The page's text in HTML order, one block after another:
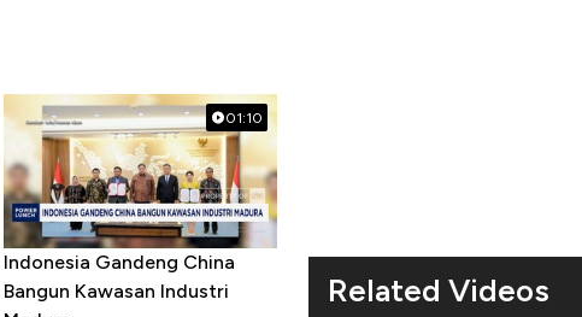
01:10
Indonesia Gandeng China
Bangun Kawasan Industri
Related Videos